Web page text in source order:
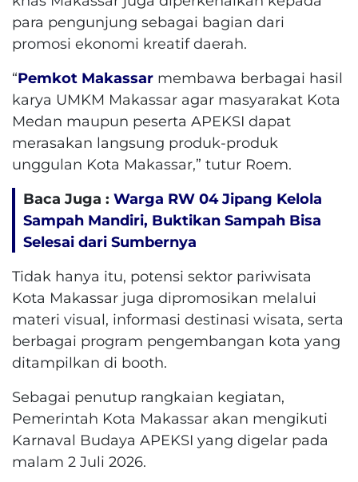
para pengunjung sebagai bagian dari
promosi ekonomi kreatif daerah.
“Pemkot Makassar membawa berbagai hasil
karya UMKM Makassar agar masyarakat Kota
Medan maupun peserta APEKSI dapat
merasakan langsung produk-produk
unggulan Kota Makassar,” tutur Roem.
Baca Juga : Warga RW 04 Jipang Kelola
Sampah Mandiri, Buktikan Sampah Bisa
Selesai dari Sumbernya
Tidak hanya itu, potensi sektor pariwisata
Kota Makassar juga dipromosikan melalui
materi visual, informasi destinasi wisata, serta
berbagai program pengembangan kota yang
ditampilkan di booth.
Sebagai penutup rangkaian kegiatan,
Pemerintah Kota Makassar akan mengikuti
Karnaval Budaya APEKSI yang digelar pada
malam 2 Juli 2026.